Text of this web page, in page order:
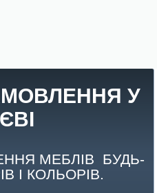
У
МЕБЛІВ БУДЬ-
І КОЛЬОРІВ.